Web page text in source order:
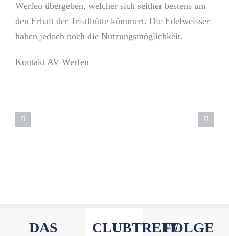
Werfen übergeben, welcher sich seither bestens um
den Erhalt der Tristlhütte kümmert. Die Edelweisser
haben jedoch noch die Nutzungsmöglichkeit.
Kontakt AV Werfen
DAS
CLUBTREFFFOLGE